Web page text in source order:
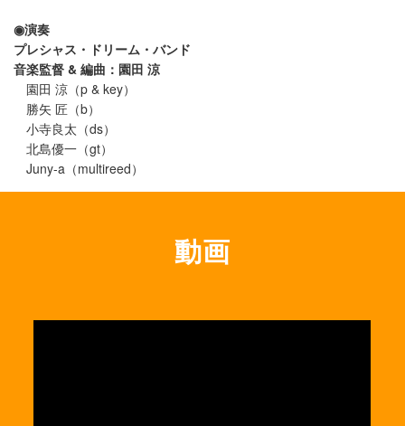
◉演奏
プレシャス・ドリーム・バンド
音楽監督 & 編曲：園田 涼
園田 涼（p & key）
勝矢 匠（b）
小寺良太（ds）
北島優一（gt）
Juny-a（multireed）
動画